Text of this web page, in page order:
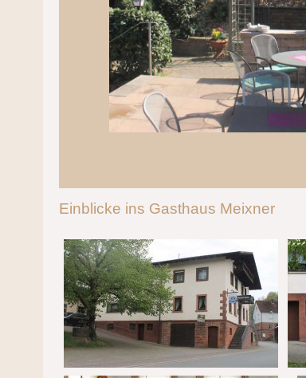
Einblicke ins Gasthaus Meixner